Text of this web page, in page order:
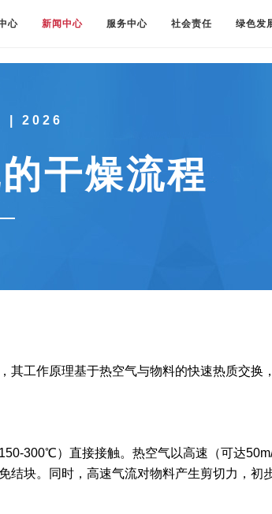
心 新闻中心 服务中心 社会责任 绿色发
| 2026
干燥流程
工作原理基于热空气与物料的快速热质交换
300℃）直接接触。热空气以高速（可达
块。同时，高速气流对物料产生剪切力，初